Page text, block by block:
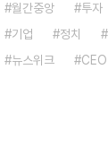
월간중앙 투자
기업 정치
뉴스위크 CEO